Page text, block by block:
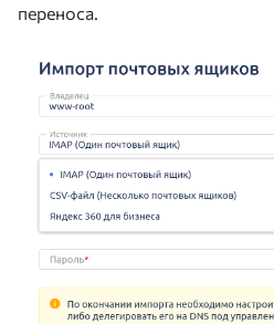
переноса.